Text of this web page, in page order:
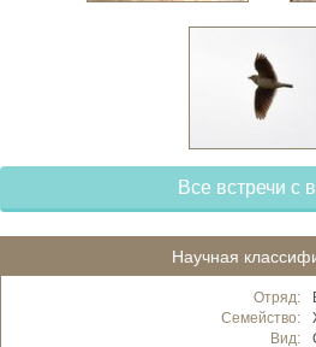
Все встречи с
Научная
Отряд:
Семейство:
Вид: